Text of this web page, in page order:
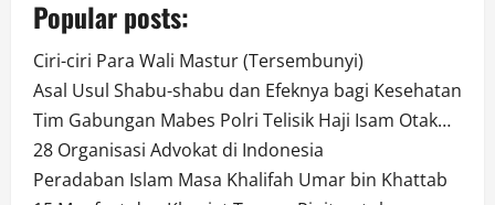
Popular posts:
Ciri-ciri Para Wali Mastur (Tersembunyi)
Asal Usul Shabu-shabu dan Efeknya bagi Kesehatan
Tim Gabungan Mabes Polri Telisik Haji Isam Otak…
28 Organisasi Advokat di Indonesia
Peradaban Islam Masa Khalifah Umar bin Khattab